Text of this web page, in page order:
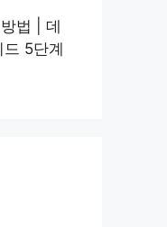
법 | 데
5단계